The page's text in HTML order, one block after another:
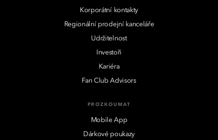
Korporátní kontakty
Regionální prodejní kanceláře
Udržitelnost
Investoři
Kariéra
Fan Club Advisors
PROZKOUMAT
Mobile App
Dárkové poukazy